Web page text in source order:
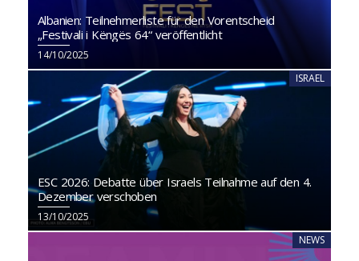
Albanien: Teilnehmerliste für den Vorentscheid
„Festivali i Këngës 64“ veröffentlicht
14/10/2025
ISRAEL
ESC 2026: Debatte über Israels Teilnahme auf den 4.
Dezember verschoben
13/10/2025
NEWS